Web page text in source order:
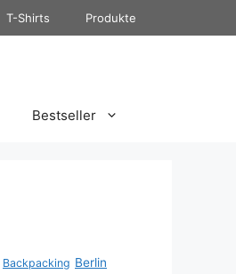
T-Shirts Produkte
Bestseller
Backpacking Berlin